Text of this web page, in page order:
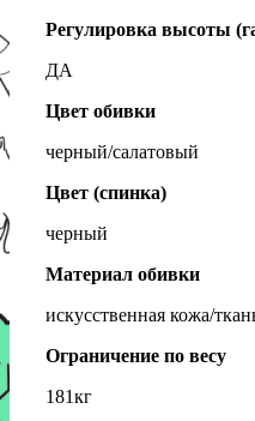
Регулировка высоты
ДА
Цвет обивки
черный/салатовый
Цвет (спинка)
черный
Материал обивки
искусственная кожа/
Ограничение по весу
181кг